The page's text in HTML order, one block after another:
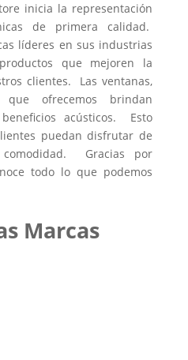
inicia la representación
de primera calidad.
líderes en sus industrias
que mejoren la
clientes. Las ventanas,
ofrecemos brindan
acústicos. Esto
puedan disfrutar de
Gracias por
todo lo que podemos
Marcas